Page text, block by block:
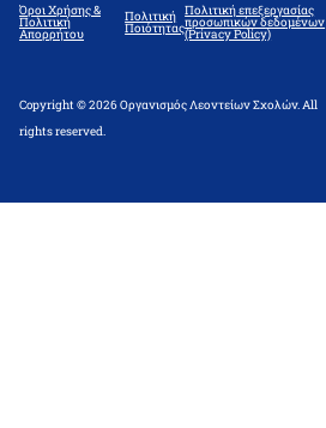
Copyright © 2026 Οργανισμός Λεοντείων Σχολών. All
rights reserved.
Όροι Χρήσης &
Πολιτική
Απορρήτου
Πολιτική
Ποιότητας
Πολιτική επεξεργασίας
προσωπικών δεδομένων
(Privacy Policy)